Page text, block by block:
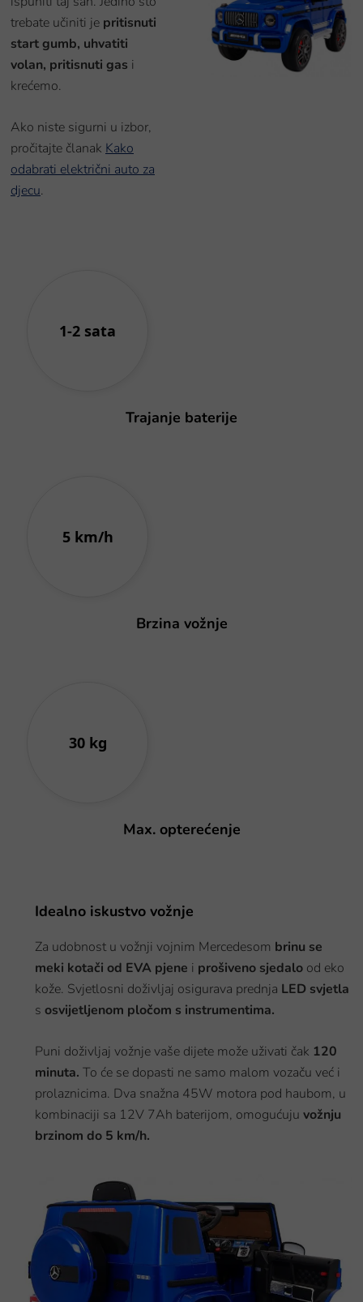
trebate učiniti je pritisnuti
start gumb, uhvatiti
volan, pritisnuti gas i
krećemo.
Ako niste sigurni u izbor,
pročitajte članak Kako
odabrati električni auto za
djecu.
1-2 sata
Trajanje baterije
5 km/h
Brzina vožnje
30 kg
Max. opterećenje
Idealno iskustvo vožnje
Za udobnost u vožnji vojnim Mercedesom brinu se
meki kotači od EVA pjene i prošiveno sjedalo od eko
kože. Svjetlosni doživljaj osigurava prednja LED svjetla
s osvijetljenom pločom s instrumentima.
Puni doživljaj vožnje vaše dijete može uživati čak 120
minuta. To će se dopasti ne samo malom vozaču već i
prolaznicima. Dva snažna 45W motora pod haubom, u
kombinaciji sa 12V 7Ah baterijom, omogućuju vožnju
brzinom do 5 km/h.